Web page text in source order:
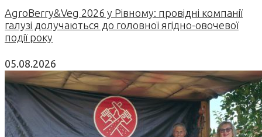
AgroBerry&Veg 2026 у Рівному: провідні компанії
галузі долучаються до головної ягідно-овочевої
події року
05.08.2026